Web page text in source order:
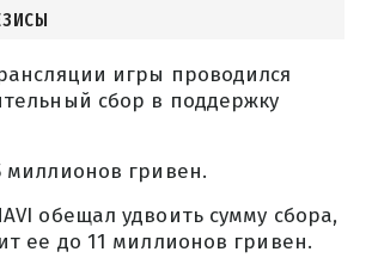
игры проводился
сбор в поддержку
миллионов гривен.
обещал удвоить сумму сбора,
ее до 11 миллионов гривен.